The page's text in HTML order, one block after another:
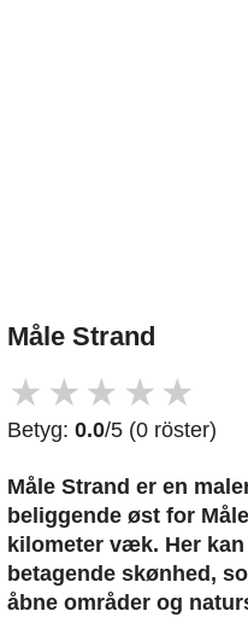
Måle Strand
★ ★ ★ ★ ★
Betyg: 0.0/5 (0 röster)
Måle Strand er en
beliggende øst for
kilometer væk. Her
betagende skønhed,
åbne områder og